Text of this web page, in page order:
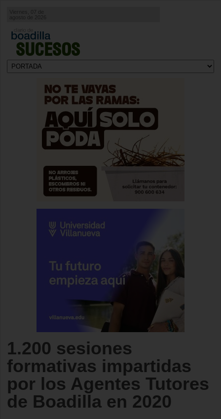
SUCESOS
agosto de 2026
1.200 sesiones
formativas impartidas
por los Agentes Tutores
de Boadilla en 2020